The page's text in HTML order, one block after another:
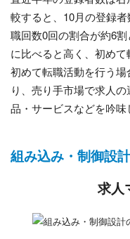
較すると、10月の登録
職回数0回の割合が約6
に比べると高く、初めて
初めて転職活動を行う
り、売り手市場で求人
品・サービスなどを吟味
組み込み・制御設
求人